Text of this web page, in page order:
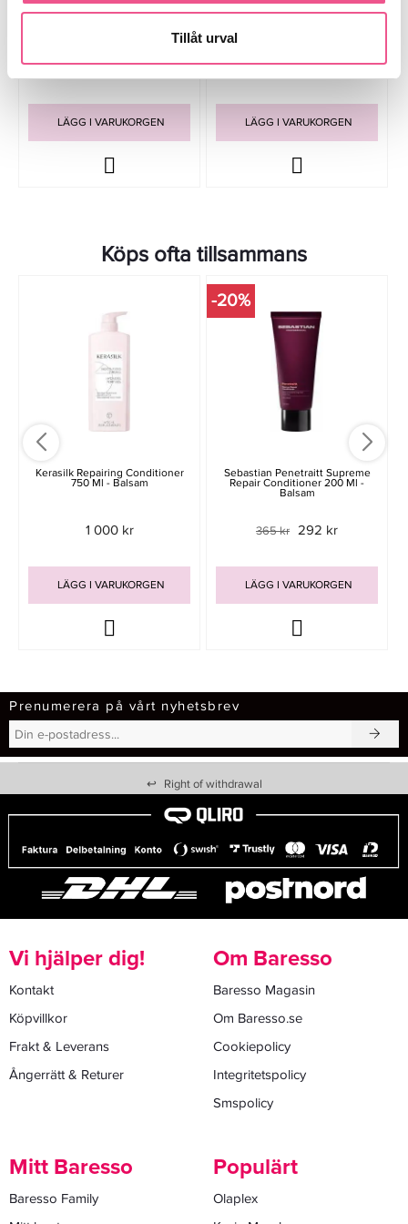
Tillåt urval
Max Factor Facefinity 3in1
149 kr
LÄGG I VARUKORGEN
Max Factor Facefinity 3in1
149 kr
LÄGG I VARUKORGEN
Köps ofta tillsammans
Kerasilk Repairing Conditioner
750 Ml - Balsam
1 000 kr
LÄGG I VARUKORGEN
-20%
Sebastian Penetraitt Supreme
Repair Conditioner 200 Ml -
Balsam
365 kr 292 kr
LÄGG I VARUKORGEN
Prenumerera på vårt nyhetsbrev
↩ Right of withdrawal
Vi hjälper dig!
Kontakt
Köpvillkor
Frakt & Leverans
Ångerrätt & Returer
Om Baresso
Baresso Magasin
Om Baresso.se
Cookiepolicy
Integritetspolicy
Smspolicy
Mitt Baresso
Baresso Family
Populärt
Olaplex